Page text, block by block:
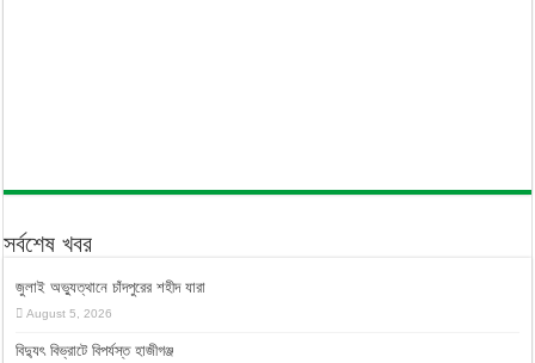
সর্বশেষ খবর
জুলাই অভ্যুত্থানে চাঁদপুরের শহীদ যারা
August 5, 2026
বিদ্যুৎ বিভ্রাটে বিপর্যস্ত হাজীগঞ্জ